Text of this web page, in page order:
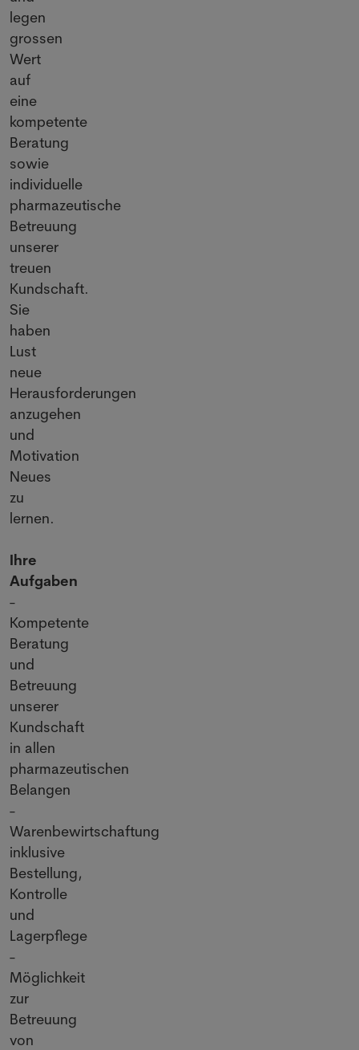
legen
grossen
Wert
auf
eine
kompetente
Beratung
sowie
individuelle
pharmazeutische
Betreuung
unserer
treuen
Kundschaft.
Sie
haben
Lust
neue
Herausforderungen
anzugehen
und
Motivation
Neues
zu
lernen.
Ihre
Aufgaben
-
Kompetente
Beratung
und
Betreuung
unserer
Kundschaft
in allen
pharmazeutischen
Belangen
-
Warenbewirtschaftung
inklusive
Bestellung,
Kontrolle
und
Lagerpflege
-
Möglichkeit
zur
Betreuung
von